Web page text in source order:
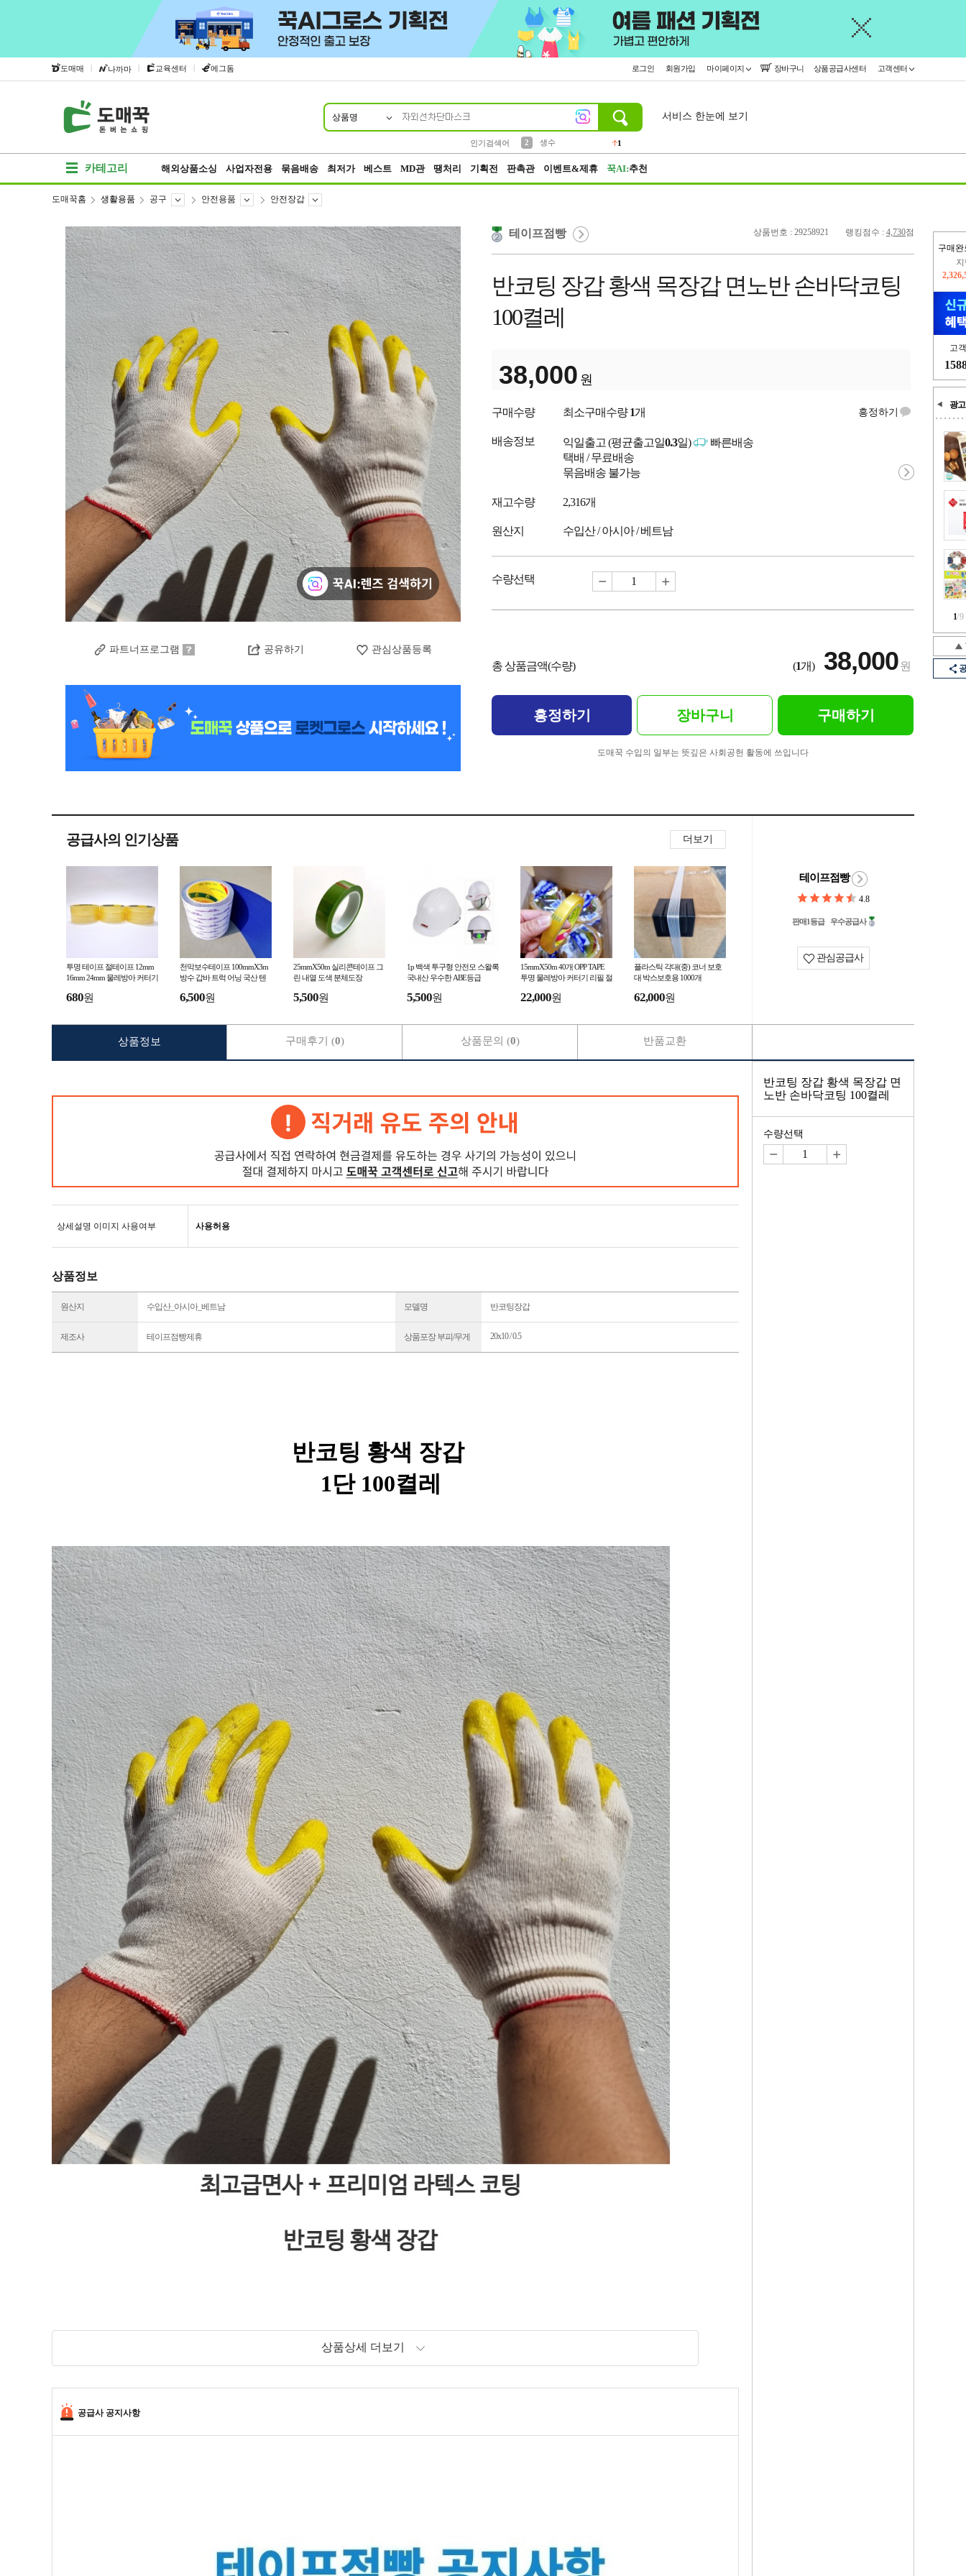
도매매 | 나까마 | 교육센터 | 에그돔 로그인 회원가입 마이페이지 장바구니 상품공급사센터 고객센터
상품명
인기검색어
2
생수
1
서비스 한눈에 보기
카테고리 해외상품소싱 사업자전용 묶음배송 최저가 베스트 MD관 땡처리 기획전 판촉관 이벤트&제휴 꾹AI:추천
구매완
고
광고
1/9
도매꾹홈 생활용품 공구 안전용품 안전장갑
파트너프로그램 공유하기 관심상품등록
상품번호 : 29258921 랭킹점수 : 4,730점
테이프점빵
반코팅 장갑 황색 목장갑 면노반 손바닥코팅
100켤레
38,000 원
구매수량 최소구매수량1개 흥정하기
배송정보 익일출고 (평균출고일0.3일)
빠른배송
택배 / 무료배송
묶음배송 불가능
재고수량 2,316개
원산지 수입산 / 아시아 / 베트남
수량선택
총 상품금액(수량) (1개) 38,000원
흥정하기 장바구니 구매하기
도매꾹 수입의 일부는 뜻깊은 사회공헌 활동에 쓰입니다
공급사의 인기상품 더보기
투명 테이프 절테이프 12mm
16mm 24mm 물레방아 커터기
680원
천막보수테이프 100mmX3m
방수 갑바 트럭 어닝 국산 텐
6,500원
25mmX50m 실리콘테이프 그
린 내열 도색 분체도장
5,500원
1p 백색 투구형 안전모 스왈록
국내산 우수한 ABE등급
5,500원
15mmX50m 40개 OPP TAPE
투명 물레방아 커터기 리필 절
22,000원
플라스틱 각대(중) 코너 보호
대 박스보호용 1000개
62,000원
테이프점빵
4.8
판매1등급 우수공급사
관심공급사
상세설명 이미지 사용여부 사용허용
상품정보
원산지 수입산_아시아_베트남 모델명 반코팅장갑
제조사 테이프점빵제휴 상품포장 부피/무게 20x10 / 0.5
반코팅 황색 장갑
1단 100켤레
상품상세 더보기
공급사 공지사항
상품정보 구매후기 (0) 상품문의 (0) 반품교환
반코팅 장갑 황색 목장갑 면
노반 손바닥코팅 100켤레
수량선택